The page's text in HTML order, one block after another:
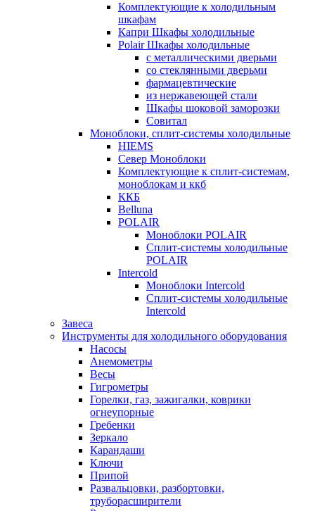
Комплектующие к холодильным
шкафам
Капри Шкафы холодильные
Polair Шкафы холодильные
с металлическими дверьми
со стеклянными дверьми
фармацевтические
из нержавеющей стали
Шкафы шоковой заморозки
Совитал
Моноблоки, сплит-системы холодильные
HIEMS
Север Моноблоки
Комплектующие к сплит-системам,
моноблокам и ккб
ККБ
Belluna
POLAIR
Моноблоки POLAIR
Сплит-системы холодильные
POLAIR
Intercold
Моноблоки Intercold
Сплит-системы холодильные
Intercold
Завеса
Инструменты для холодильного оборудования
Насосы
Анемометры
Весы
Гигрометры
Горелки, газ, зажигалки, коврики
огнеупорные
Гребенки
Зеркало
Карандаши
Ключи
Припой
Развальцовки, разбортовки,
труборасширители